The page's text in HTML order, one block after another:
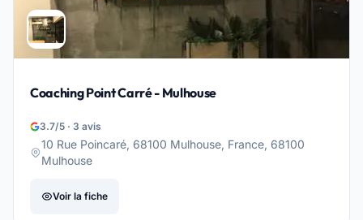
Coaching Point Carré - Mulhouse
3.7/5 · 3 avis
10 Rue Poincaré, 68100 Mulhouse, France, 68100
Mulhouse
Voir la fiche